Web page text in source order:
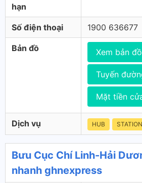
hạn
Số điện thoại 1900 636677
Bản đồ Xem bản đồ
Tuyến
Mặt tiền
Dịch vụ HUB STATION
Bưu Cục Chí Linh-Hải
nhanh ghnexpress